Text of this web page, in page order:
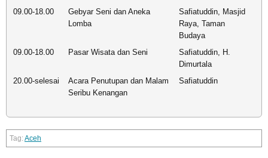
09.00-18.00
Gebyar Seni dan Aneka
Lomba
Safiatuddin, Masjid
Raya, Taman
Budaya
09.00-18.00
Pasar Wisata dan Seni
Safiatuddin, H.
Dimurtala
20.00-selesai
Acara Penutupan dan Malam
Seribu Kenangan
Safiatuddin
Aceh